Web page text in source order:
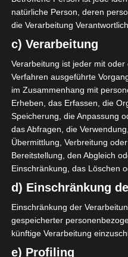
D A. Tawssi
Jeunesse Sportive
Sfaxien (CSS)
Espérance Sportive de
Die nächsten
SPIELTAG 1
22 Aug. 2026
PS Sakiet Eddaïer
-
22 Aug. 2026
natürliche Person, deren
die Verarbeitung
c) Verarbeitung
Verarbeitung ist jeder mit
Verfahren ausgeführte
im Zusammenhang mit
Erheben, das Erfassen, die
Speicherung, die Anpassung
das Abfragen, die
Übermittlung, Verbreitung
Bereitstellung, den Abgleich
Einschränkung, das Löschen
d) Einschränkung
Einschränkung der
gespeicherter
künftige Verarbeitung
e) Profiling